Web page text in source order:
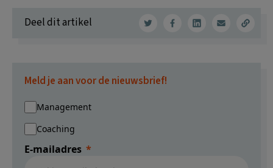
Deel dit artikel
Meld je aan voor de nieuwsbrief!
Management
Coaching
E-mailadres